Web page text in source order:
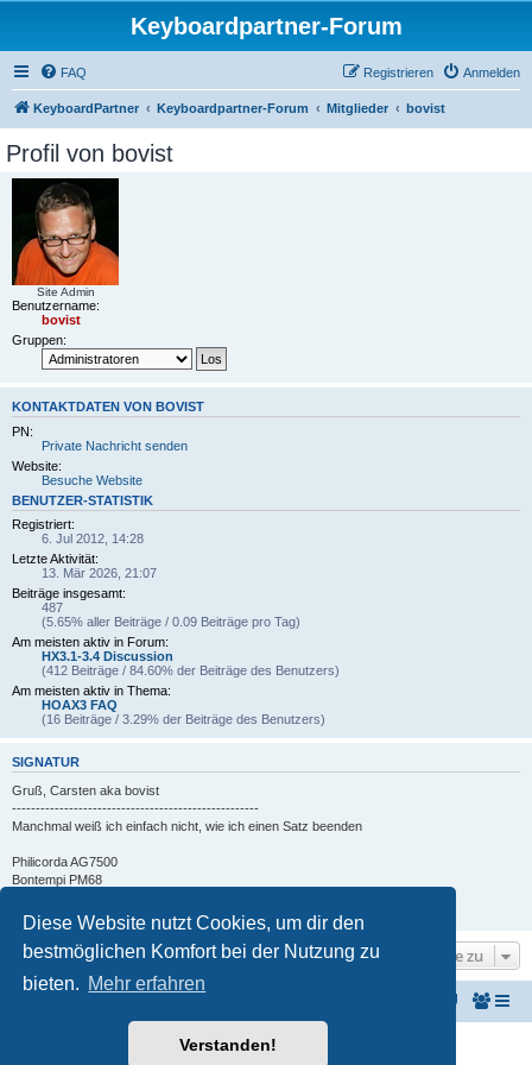
Diese Website nutzt Cookies, um dir den
bestmöglichen Komfort bei der Nutzung zu
bieten. Mehr erfahren
Verstanden!
Keyboardpartner-Forum
FAQ Anmelden
Registrieren
KeyboardPartner Keyboardpartner-Forum Mitglieder bovist
Profil von bovist
Site Admin
Benutzername:
bovist
Gruppen:
KONTAKTDATEN VON BOVIST
PN:
Private Nachricht senden
Website:
Besuche Website
BENUTZER-STATISTIK
Registriert:
6. Jul 2012, 14:28
Letzte Aktivität:
13. Mär 2026, 21:07
Beiträge insgesamt:
487
(5.65% aller Beiträge / 0.09 Beiträge pro Tag)
Am meisten aktiv in Forum:
HX3.1-3.4 Discussion
(412 Beiträge / 84.60% der Beiträge des Benutzers)
Am meisten aktiv in Thema:
HOAX3 FAQ
(16 Beiträge / 3.29% der Beiträge des Benutzers)
SIGNATUR
Gruß, Carsten aka bovist
----------------------------------------------------
Manchmal weiß ich einfach nicht, wie ich einen Satz beenden
Philicorda AG7500
Bontempi PM68
Schellenring 30cm
Gehe zu
Powered byphpBB® Forum Software © phpBB Limited